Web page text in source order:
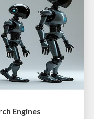
Engines